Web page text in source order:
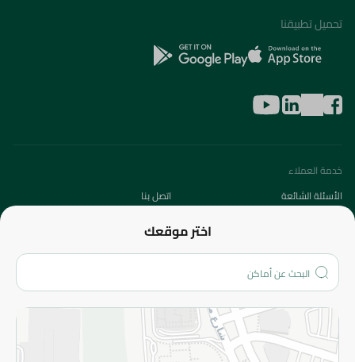
اختر موقعك
تحميل تطبيقنا
خدمة العملاء
الأسئلة الشائعة
اتصل بنا
من نحن؟
الفروع
المزيد
الاسترجاع
سياسة الاستخدام
سياسة الخصوصية